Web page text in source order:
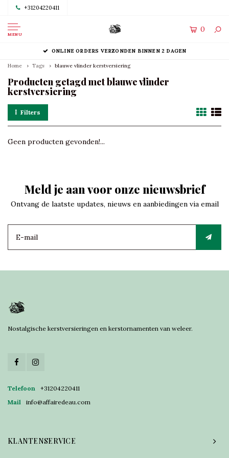
+31204220411
MENU
0
ONLINE ORDERS VERZONDEN BINNEN 2 DAGEN
Home Tags blauwe vlinder kerstversiering
Producten getagd met blauwe vlinder
kerstversiering
Filters
Geen producten gevonden!...
Meld je aan voor onze nieuwsbrief
Ontvang de laatste updates, nieuws en aanbiedingen via email
Nostalgische kerstversieringen en kerstornamenten van weleer.
Telefoon
+31204220411
Mail
info@affairedeau.com
KLANTENSERVICE